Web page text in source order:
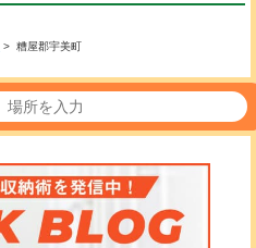
> 糟屋郡宇美町